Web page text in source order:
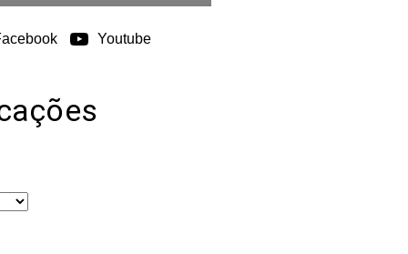
Youtube